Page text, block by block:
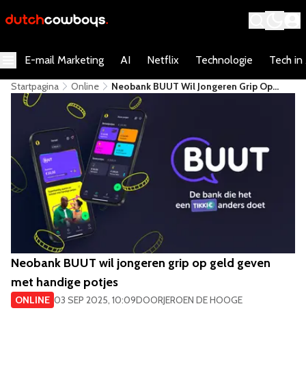
E-mail Marketing AI Netflix Technologie Tech in
Startpagina Online
Neobank BUUT Wil Jongeren Grip Op
Geld Geven Met Handige Potjes
Neobank BUUT wil jongeren grip op geld geven
met handige potjes
ONLINE 03 SEP 2025, 10:09DOORJEROEN DE HOOGE